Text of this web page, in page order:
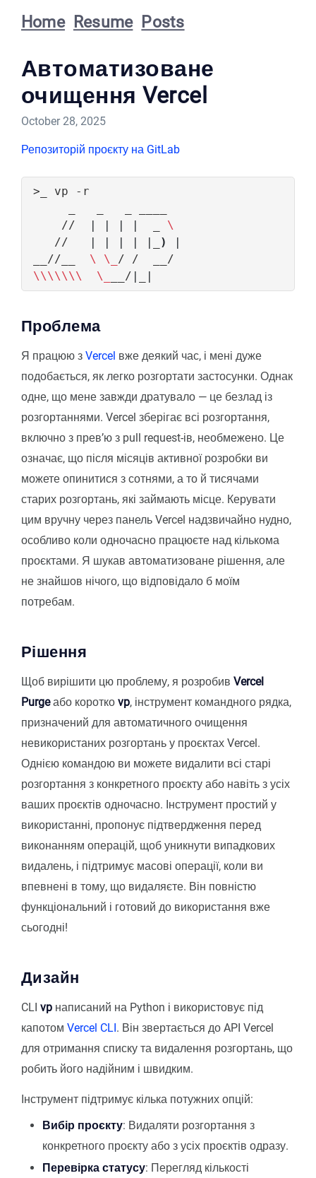
Home Resume Posts
Автоматизоване
очищення Vercel
October 28, 2025
Репозиторій проєкту на GitLab
    //
   //
)
__//__ \ \_
\\\\\\\
\_ __/
Проблема
Я працюю з Vercel вже деякий час, і мені дуже
подобається, як легко розгортати застосунки. Однак
одне, що мене завжди дратувало — це безлад із
розгортаннями. Vercel зберігає всі розгортання,
включно з превʼю з pull request-ів, необмежено. Це
означає, що після місяців активної розробки ви
можете опинитися з сотнями, а то й тисячами
старих розгортань, які займають місце. Керувати
цим вручну через панель Vercel надзвичайно нудно,
особливо коли одночасно працюєте над кількома
проєктами. Я шукав автоматизоване рішення, але
не знайшов нічого, що відповідало б моїм
потребам.
Рішення
Щоб вирішити цю проблему, я розробив Vercel
Purgeабо коротко vp, інструмент командного рядка,
призначений для автоматичного очищення
невикористаних розгортань у проєктах Vercel.
Однією командою ви можете видалити всі старі
розгортання з конкретного проєкту або навіть з усіх
ваших проєктів одночасно. Інструмент простий у
використанні, пропонує підтвердження перед
виконанням операцій, щоб уникнути випадкових
видалень, і підтримує масові операції, коли ви
впевнені в тому, що видаляєте. Він повністю
функціональний і готовий до використання вже
сьогодні!
Дизайн
CLI vp написаний на Python і використовує під
капотом Vercel CLI . Він звертається до API Vercel
для отримання списку та видалення розгортань, що
робить його надійним і швидким.
Інструмент підтримує кілька потужних опцій:
Вибір проєкту: Видаляти розгортання з
конкретного проєкту або з усіх проєктів одразу.
Перевірка статусу: Перегляд кількості